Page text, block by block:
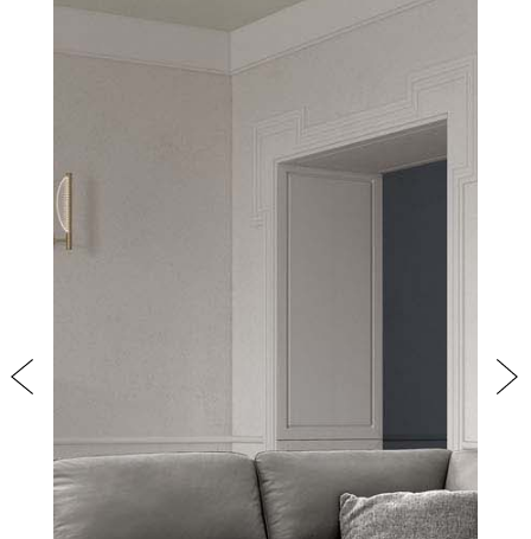
COLLEZIONI
NEW
RIVESTIMENTI
Previous